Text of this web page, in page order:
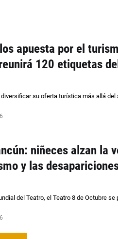
apuesta por el
120 etiquetas
su oferta turística más allá del
niñeces alzan la
y las
del Teatro, el Teatro 8 de Octubre